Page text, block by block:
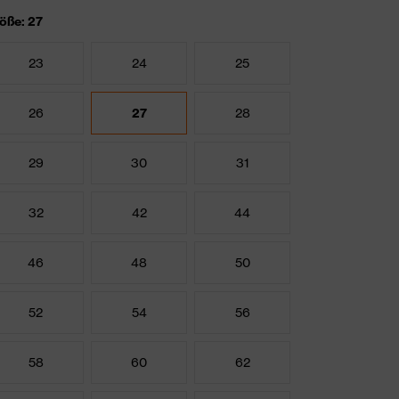
27
23 24 25
26 27 28
29 30 31
32 42 44
46 48 50
52 54 56
58 60 62